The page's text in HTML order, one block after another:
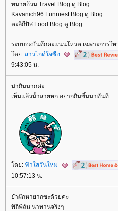
ทนายอ้วน Travel Blog ดู Blog
Kavanich96 Funniest Blog ดู Blog
ตะลีกีปัส Food Blog ดู Blog
ระบบจะบันทึกคะแนนโหวต เฉพาะการโ
ดย: สาวไกด์ใจซื่อ
9:43:05 น.
น่ากินมากค่ะ
เห็นแล้วน้ำลายหก อยากกินขึ้นมาทันที
ดย: ฟ้าใสวันใหม่
10:57:13 น.
ำผักหายากซะด้วยค่ะ
พิถีพิถัน น่าทานจริงๆ